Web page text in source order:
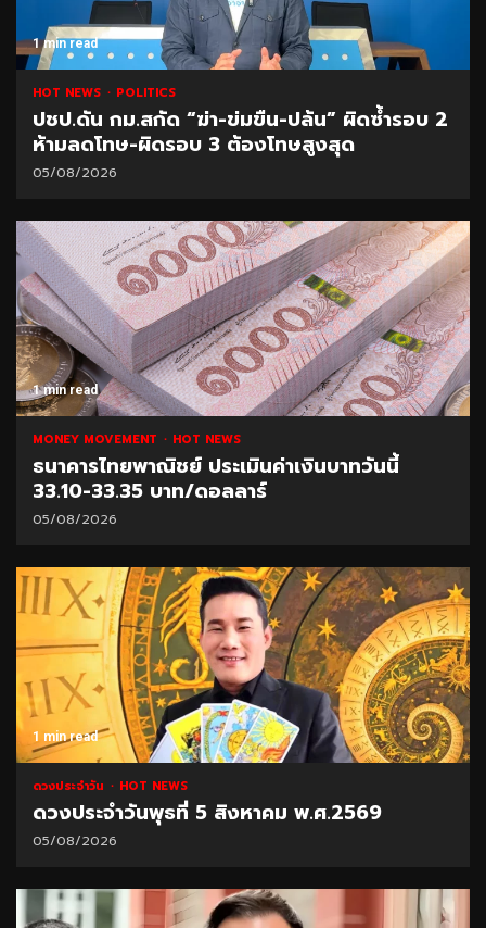
1 min read
HOT NEWS POLITICS
ปชป.ดัน กม.สกัด “ฆ่า-ข่มขืน-ปล้น” ผิดซ้ำรอบ 2
ห้ามลดโทษ-ผิดรอบ 3 ต้องโทษสูงสุด
05/08/2026
1 min read
MONEY MOVEMENT HOT NEWS
ธนาคารไทยพาณิชย์ ประเมินค่าเงินบาทวันนี้
33.10-33.35 บาท/ดอลลาร์
05/08/2026
1 min read
ดวงประจำวัน HOT NEWS
ดวงประจำวันพุธที่ 5 สิงหาคม พ.ศ.2569
05/08/2026